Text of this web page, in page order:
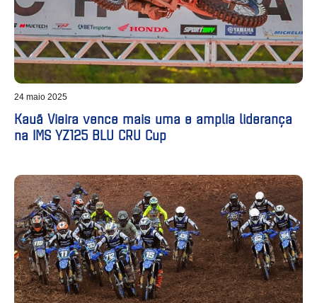
24 maio 2025
Kauã Vieira vence mais uma e amplia liderança
na IMS YZ125 BLU CRU Cup